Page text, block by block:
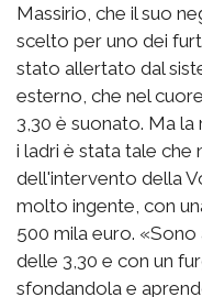
Massirio, che il suo
scelto per uno dei
stato allertato dal
esterno, che nel
3,30 è suonato. Ma
i ladri è stata tale
dell'intervento della
molto ingente, con
500 mila euro.
delle 3,30 e con un
sfondandola e